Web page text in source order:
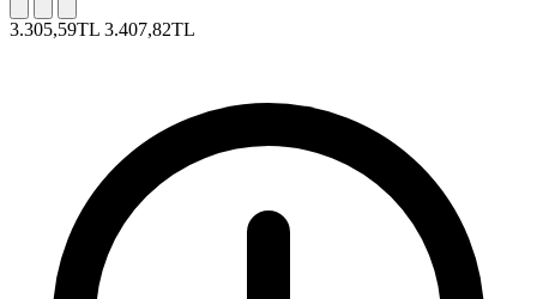
3.305,59TL 3.407,82TL